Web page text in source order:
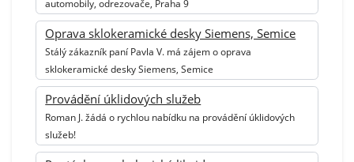
automobily, odrezovače, Praha 9
Oprava sklokeramické desky Siemens, Semice
Stálý zákazník paní Pavla V. má zájem o oprava
sklokeramické desky Siemens, Semice
Provádění úklidových služeb
Roman J. žádá o rychlou nabídku na provádění úklidových
služeb!